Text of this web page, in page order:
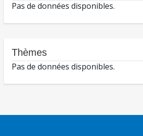
Pas de données disponibles.
Thèmes
Pas de données disponibles.